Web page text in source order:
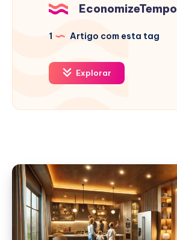
EconomizeTempo
1 Artigo com esta tag
Explorar